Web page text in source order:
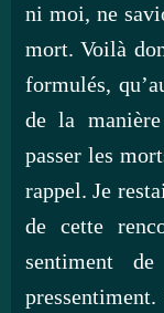
ni moi, ne
mort. Voilà
formulés,
de la
passer les
rappel. Je
de cette
sentiment